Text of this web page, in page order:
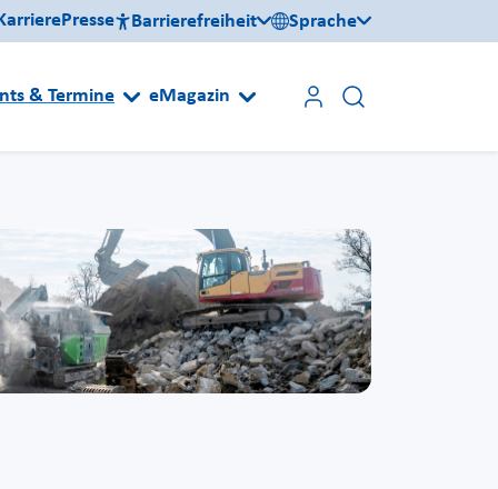
Presse Barrierefreiheit Sprache
& Termine eMagazin